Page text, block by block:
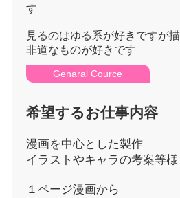
す
見るのはゆる系が好きですが
非道なものが好きです
Genaral Cource
希望するお仕事内容
漫画を中心とした製作
イラストやキャラの考案等
１ページ漫画から